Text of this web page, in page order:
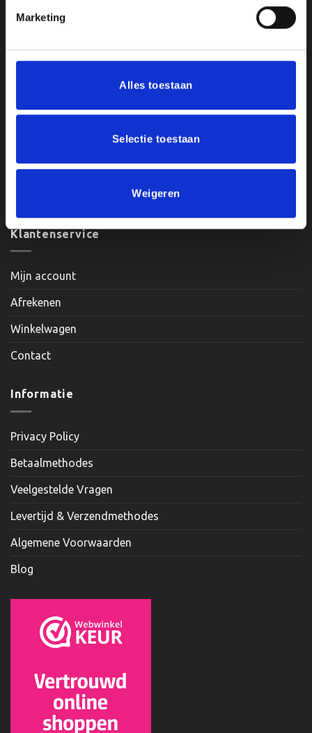
Marketing
Alles toestaan
Selectie toestaan
Weigeren
Bredaseweg 56
kvk: 92898432
Maandag, Dinsdag, Donderdag, Vrijdag: 12:00 – 17:00
Klantenservice
Mijn account
Afrekenen
Winkelwagen
Contact
Informatie
Privacy Policy
Betaalmethodes
Veelgestelde Vragen
Levertijd & Verzendmethodes
Algemene Voorwaarden
Blog